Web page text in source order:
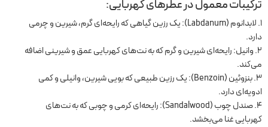
ترکیبات معمول در عطرهای کهربایی:
لابدانوم (Labdanum): یک رزین گیاهی که رایحه‌ای گرم، شیرین و چرمی
دارد.
وانیل: رایحه‌ای شیرین و گرم که به نت‌های کهربایی عمق و شیرینی اضافه
می‌کند.
بنزوئین (Benzoin): یک رزین طبیعی که بویی شیرین، وانیلی و کمی
ادویه‌ای دارد.
صندل چوب (Sandalwood): رایحه‌ای کرمی و چوبی که به نت‌های
کهربایی غنا می‌بخشد.